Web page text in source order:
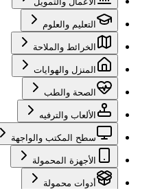
التعليم والعلوم
الخرائط والملاحة
المنزل والهوايات
الصحة والطب
الألعاب والترفيه
سطح المكتب والواجهة
الأجهزة المحمولة
أدوات محمولة